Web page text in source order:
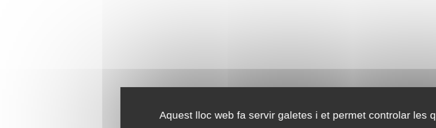
Aquest lloc web fa servir galetes i et permet controlar les